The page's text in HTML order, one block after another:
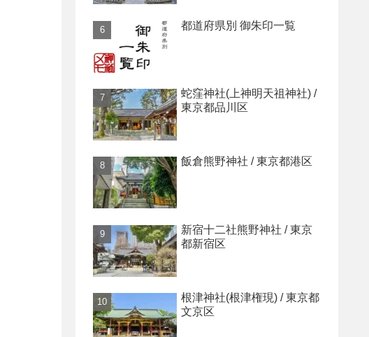
都道府県別 御朱印一覧
蛇窪神社(上神明天祖神社) /
東京都品川区
飯倉熊野神社 / 東京都港区
新宿十二社熊野神社 / 東京
都新宿区
根津神社(根津権現) / 東京都
文京区